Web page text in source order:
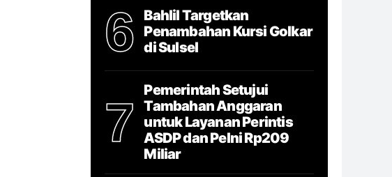
6
Bahlil Targetkan
Penambahan Kursi Golkar
di Sulsel
7
Pemerintah Setujui
Tambahan Anggaran
untuk Layanan Perintis
ASDP dan Pelni Rp209
Miliar